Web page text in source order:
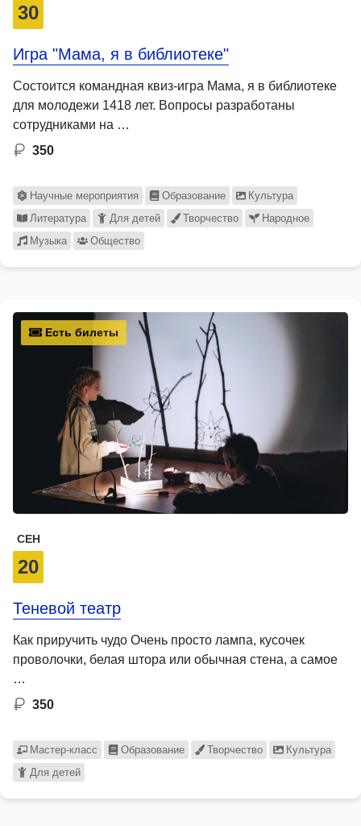
30
Игра "Мама, я в библиотеке"
Состоится командная квиз-игра Мама, я в библиотеке
для молодежи 1418 лет. Вопросы разработаны
сотрудниками на …
350
Научные мероприятия Образование
Культура
Литература
Для детей Творчество
Народное
Музыка
Общество
Есть билеты
СЕН
20
Теневой театр
Как приручить чудо Очень просто лампа, кусочек
проволочки, белая штора или обычная стена, а самое
…
350
Мастер-класс Образование Творчество
Культура
Для детей